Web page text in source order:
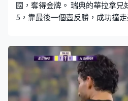
國，奪得金牌。 瑞典的華拉拿
5，靠最後一個壺反勝，成功撞
合接力決賽，紅黑衫由公俐、張
的中國隊，頭半程領先，剩下7圈
越。之後輪到孫龍在彎位失誤，
力壓加拿大及比利時，奪得金牌。